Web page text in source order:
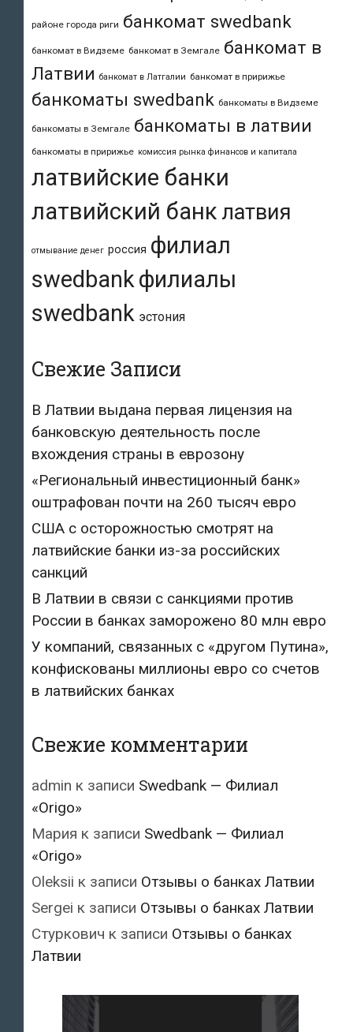
районе города риги банкомат swedbank
банкомат в Видземе банкомат в Земгале банкомат в
Латвии банкомат в Латгалии банкомат в пририжье
банкоматы swedbank банкоматы в Видземе
банкоматы в Земгале банкоматы в латвии
банкоматы в пририжье комиссия рынка финансов и капитала
латвийские банки
латвийский банк латвия
отмывание денег россия филиал
swedbankфилиалы
swedbank эстония
Свежие Записи
В Латвии выдана первая лицензия на
банковскую деятельность после
вхождения страны в еврозону
«Региональный инвестиционный банк»
оштрафован почти на 260 тысяч евро
США с осторожностью смотрят на
латвийские банки из-за российских
санкций
В Латвии в связи с санкциями против
России в банках заморожено 80 млн евро
У компаний, связанных с «другом Путина»,
конфискованы миллионы евро со счетов
в латвийских банках
Свежие комментарии
admin к записи Swedbank — Филиал
«Origo»
Мария к записи Swedbank — Филиал
«Origo»
Oleksii к записи Отзывы о банках Латвии
Sergei к записи Отзывы о банках Латвии
Стуркович к записи Отзывы о банках
Латвии